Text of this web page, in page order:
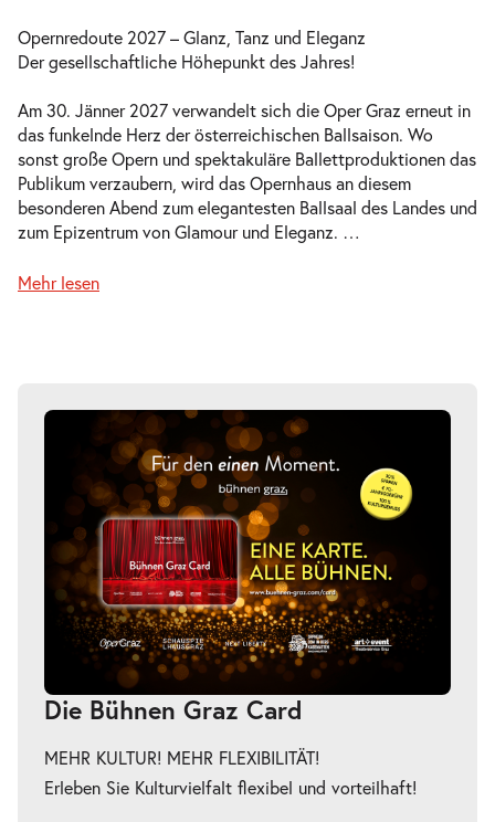
Opernredoute 2027 – Glanz, Tanz und Eleganz
Der gesellschaftliche Höhepunkt des Jahres!
Am 30. Jänner 2027 verwandelt sich die Oper Graz erneut in
das funkelnde Herz der österreichischen Ballsaison. Wo
sonst große Opern und spektakuläre Ballettproduktionen das
Publikum verzaubern, wird das Opernhaus an diesem
besonderen Abend zum elegantesten Ballsaal des Landes und
zum Epizentrum von Glamour und Eleganz. …
Mehr lesen
Die Bühnen Graz Card
MEHR KULTUR! MEHR FLEXIBILITÄT!
Erleben Sie Kulturvielfalt flexibel und vorteilhaft!